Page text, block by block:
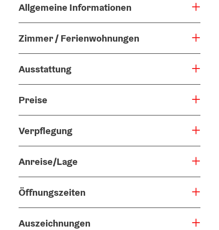
Allgemeine Informationen
Zimmer / Ferienwohnungen
Ausstattung
Preise
Verpflegung
Anreise/Lage
Öffnungszeiten
Auszeichnungen